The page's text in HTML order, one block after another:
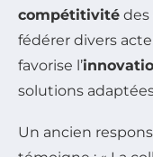
compétitivité des
fédérer divers
favorise l’
solutions
Un ancien